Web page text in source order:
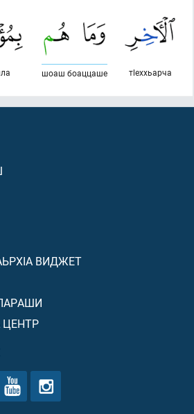
тlеххьарча
шоаш боаццаше
ВИДЖЕТ